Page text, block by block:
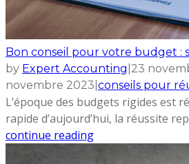
Bon conseil pour votre budget :
by Expert Accounting 23
novembre 2023 conseils pour
L’époque des budgets rigides est
rapide d’aujourd’hui, la réussite
continue reading